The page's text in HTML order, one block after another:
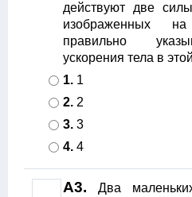
действуют две
изображенных
правильно
ускорения тела в
1. 1
2. 2
3. 3
4. 4
А3.Два